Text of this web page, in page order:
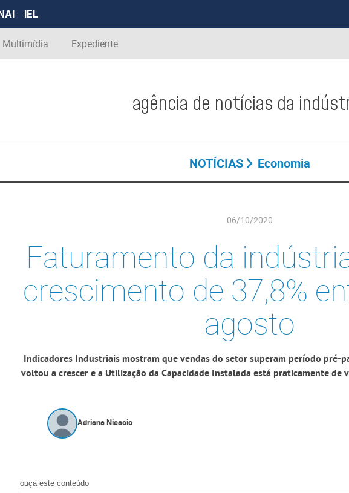
IEL
Multimídia Expediente
agência de notícias da
NOTÍCIAS Economia
06/10/2020
Faturamento da
crescimento de 37,8%
agosto
Indicadores Industriais mostram que vendas do setor superam período pré-
voltou a crescer e a Utilização da Capacidade Instalada está praticamente
Adriana Nicacio
ouça este conteúdo